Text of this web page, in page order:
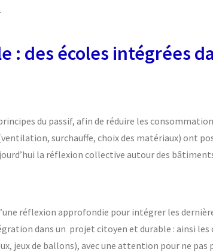
: des écoles intégrées
du passif, afin de réduire les
surchauffe, choix des matériaux) ont
la réflexion collective autour des
réflexion approfondie pour intégrer les
dans un projet citoyen et durable : ainsi les
jeux de ballons), avec une attention pour ne pas